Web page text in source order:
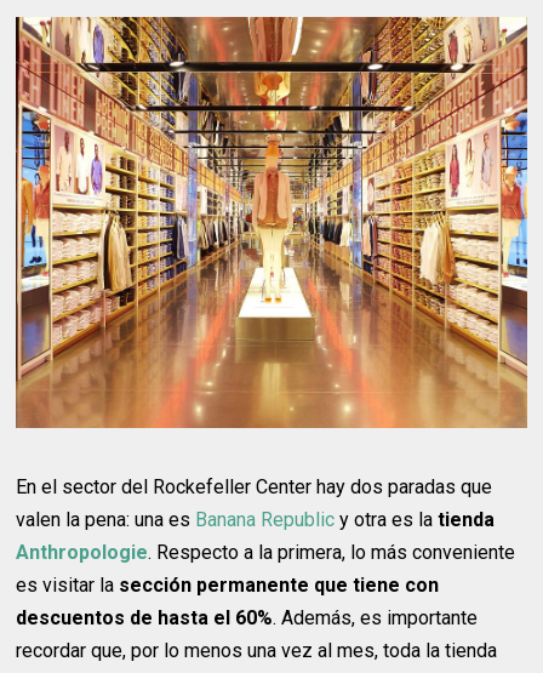
En el sector del Rockefeller Center hay dos paradas que
valen la pena: una es Banana Republic y otra es la tienda
Anthropologie. Respecto a la primera, lo más conveniente
es visitar la sección permanente que tiene con
descuentos de hasta el 60%. Además, es importante
recordar que, por lo menos una vez al mes, toda la tienda